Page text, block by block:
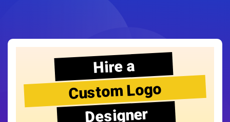
Hire a
Custom Logo
Designer